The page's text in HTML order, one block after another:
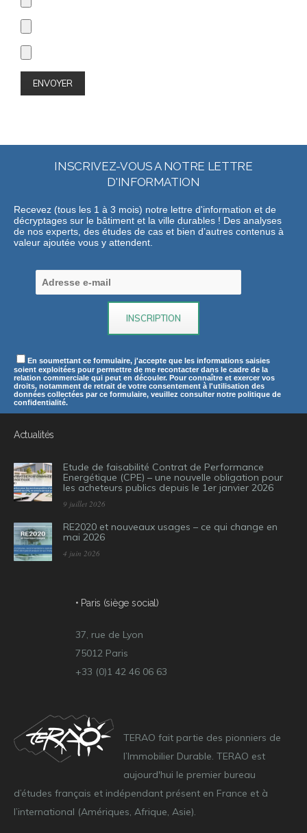
INSCRIVEZ-VOUS A NOTRE LETTRE
D'INFORMATION
Recevez (tous les 1 à 3 mois) notre lettre d'information et de
décryptages sur le bâtiment et la ville durables ! Des analyses
de nos experts, des études de cas et bien d’autres contenus à
valeur ajoutée vous y attendent.
En soumettant ce formulaire, j'accepte que les informations saisies
soient exploitées pour permettre de me recontacter dans le cadre de la
relation commerciale qui peut en découler. Pour connaître et exercer vos
droits, notamment de retrait de votre consentement à l'utilisation des
données collectées par ce formulaire, veuillez consulter notre politique de
confidentialité.
Actualités
Etude de faisabilité Contrat de Performance
Energétique (CPE) – une nouvelle obligation pour
les acheteurs publics depuis le 1er janvier 2026
9 juillet 2026
RE2020 et nouveaux usages – ce qui change en
mai 2026
4 juin 2026
• Paris (siège social)
37, rue de Lyon
75012 Paris
+33 (0)1 42 46 06 63
TERAO fait partie des pionniers de
l’Immobilier Durable. TERAO est
aujourd'hui le premier bureau
d’études français et indépendant présent en France et à
l’international (Amériques, Afrique, Asie).